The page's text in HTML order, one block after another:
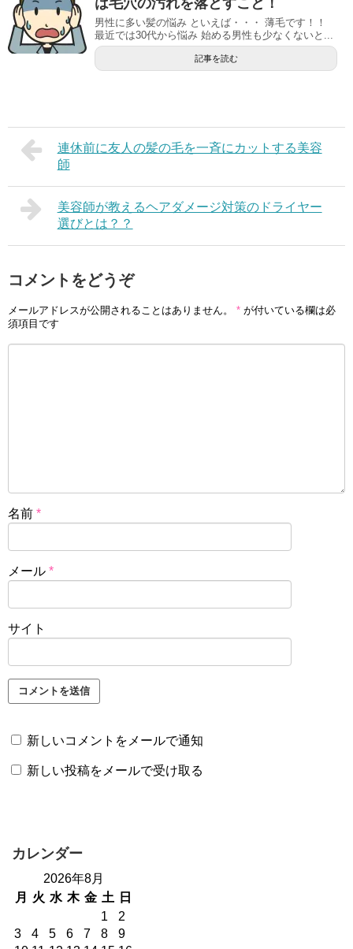
男性に多い髪の悩み といえば・・・ 薄毛です！！
最近では30代から悩み 始める男性も少なくないと...
記事を読む
連休前に友人の髪の毛を一斉にカットする美容
師
美容師が教えるヘアダメージ対策のドライヤー
選びとは？？
コメントをどうぞ
メールアドレスが公開されることはありません。 * が付いている欄は必
須項目です
名前 *
メール *
サイト
新しいコメントをメールで通知
新しい投稿をメールで受け取る
カレンダー
2026年8月
月
火 水 木 金 土 日
1
2
3
4 5 6 7 8
9